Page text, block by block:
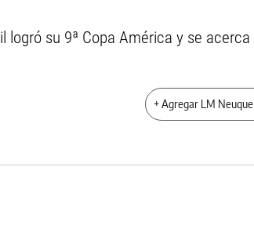
logró su 9ª Copa América y se
+ Agregar LM